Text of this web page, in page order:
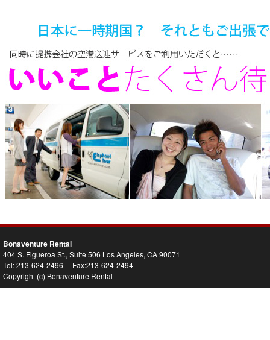
Bonaventure Rental
404 S. Figueroa St., Suite 506 Los Angeles, CA 90071
Tel: 213-624-2496 Fax:213-624-2494
Copyright (c) Bonaventure Rental